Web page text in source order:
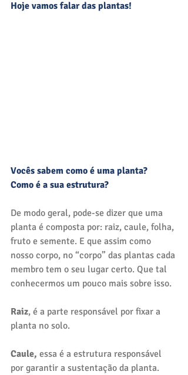
Hoje vamos falar das plantas!
Vocês sabem como é uma planta?
Como é a sua estrutura?
De modo geral, pode-se dizer que uma
planta é composta por: raiz, caule, folha,
fruto e semente. E que assim como
nosso corpo, no “corpo” das plantas cada
membro tem o seu lugar certo. Que tal
conhecermos um pouco mais sobre isso.
Raiz, é a parte responsável por fixar a
planta no solo.
Caule, essa é a estrutura responsável
por garantir a sustentação da planta.